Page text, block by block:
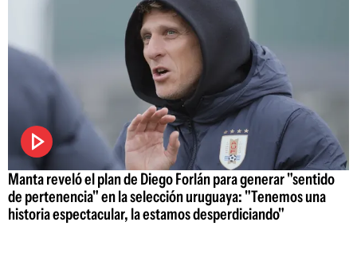
Manta reveló el plan de Diego Forlán para generar "sentido
de pertenencia" en la selección uruguaya: "Tenemos una
historia espectacular, la estamos desperdiciando"